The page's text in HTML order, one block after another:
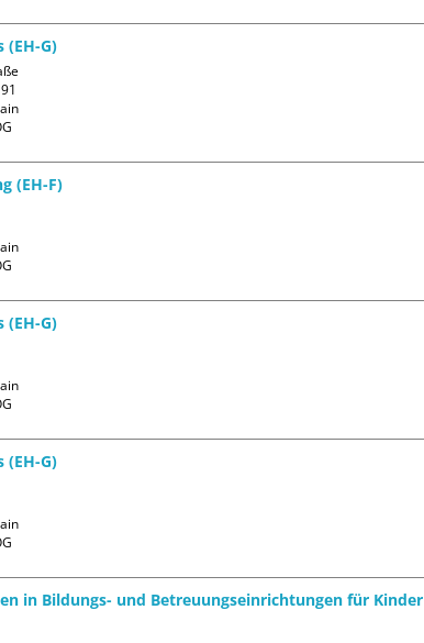
(EH-G)
(EH-F)
(EH-G)
(EH-G)
in Bildungs- und Betreuungseinrichtungen für Kinder